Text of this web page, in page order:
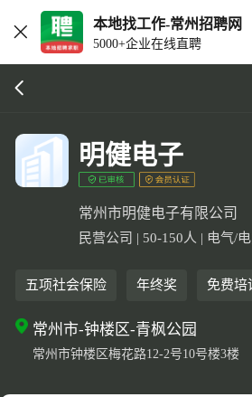
本地找工作-常州招聘网
5000+企业在线直聘
明健电子
常州市明健电子有限公司
民营公司 | 50-150人 | 电气/电
五项社会保险 年终奖 免费培
常州市-钟楼区-青枫公园
常州市钟楼区梅花路12-2号10号楼3楼